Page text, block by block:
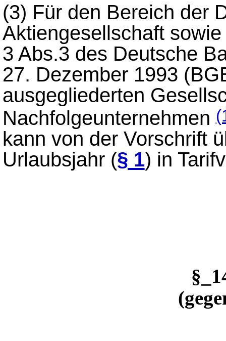
(3) Für den Bereich der
Aktiengesellschaft
3 Abs.3 des Deutsche
27. Dezember 1993
ausgegliederten
Nachfolgeunternehmen
kann von der Vorschrift
Urlaubsjahr (§ 1) in